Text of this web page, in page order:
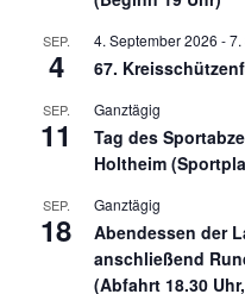
SEP.
4
4. September 2026 -7.
67.
SEP.
11
Ganztägig
Tag des
Holtheim
SEP.
18
Ganztägig
Abendessen der
anschließend
(Abfahrt 18.30